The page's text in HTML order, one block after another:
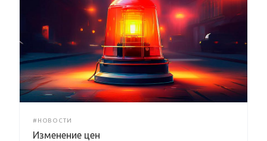
#НОВОСТИ
Изменение цен